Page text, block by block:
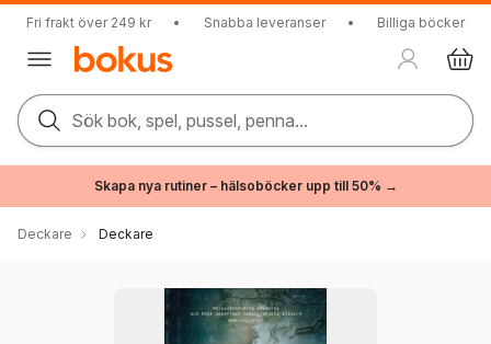
Fri frakt över 249 kr • Snabba leveranser • Billiga böcker
Sök bok, spel, pussel, penna...
Skapa nya rutiner – hälsoböcker upp till 50% →
Deckare Deckare